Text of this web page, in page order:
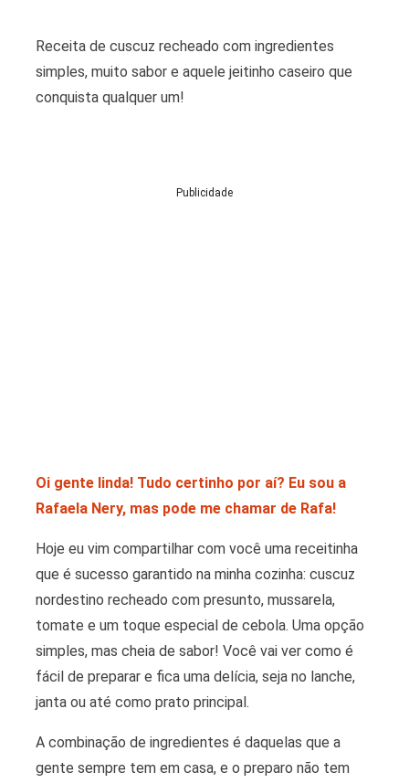
Receita de cuscuz recheado com ingredientes
simples, muito sabor e aquele jeitinho caseiro que
conquista qualquer um!
Publicidade
Oi gente linda! Tudo certinho por aí? Eu sou a
Rafaela Nery, mas pode me chamar de Rafa!
Hoje eu vim compartilhar com você uma receitinha
que é sucesso garantido na minha cozinha: cuscuz
nordestino recheado com presunto, mussarela,
tomate e um toque especial de cebola. Uma opção
simples, mas cheia de sabor! Você vai ver como é
fácil de preparar e fica uma delícia, seja no lanche,
janta ou até como prato principal.
A combinação de ingredientes é daquelas que a
gente sempre tem em casa, e o preparo não tem